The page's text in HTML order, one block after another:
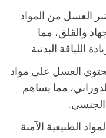
العسل من المواد
والقلق، مما
اللياقة البدنية.
العسل على مواد
مما يساهم
الطبيعية الآمنة